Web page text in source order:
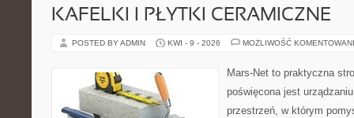
KAFELKI I PŁYTKI CERAMICZNE
POSTED BY ADMIN KWI - 9 - 2026 MOŻLIWOŚĆ
Mars-Net to praktyczna
poświęcona jest
przestrzeń, w którym